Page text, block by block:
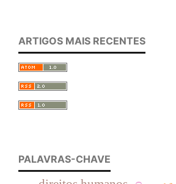
ARTIGOS MAIS RECENTES
PALAVRAS-CHAVE